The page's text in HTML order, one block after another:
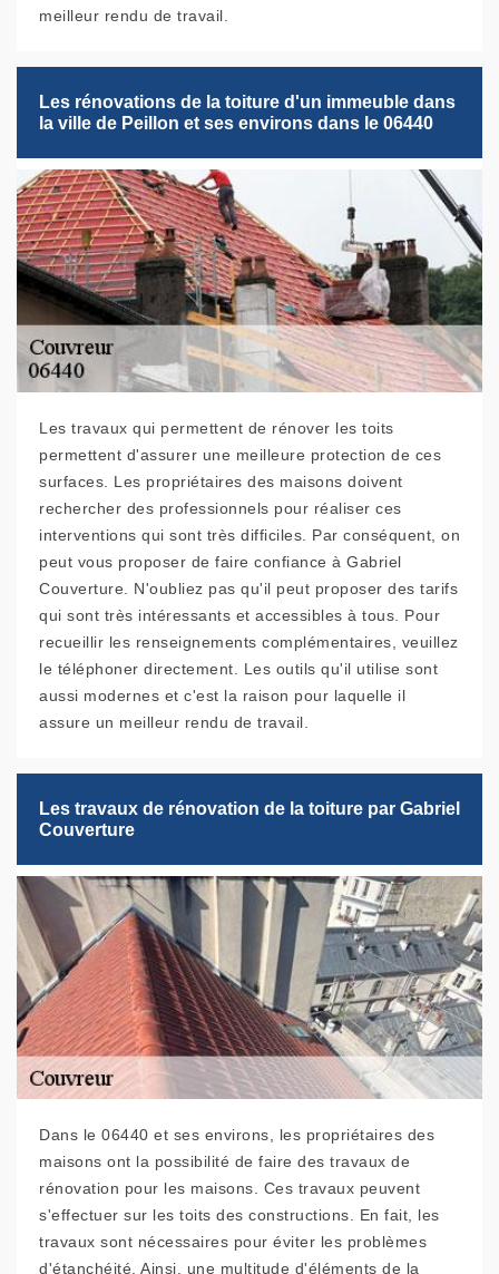
meilleur rendu de travail.
Les rénovations de la toiture d'un immeuble dans
la ville de Peillon et ses environs dans le 06440
Les travaux qui permettent de rénover les toits
permettent d'assurer une meilleure protection de ces
surfaces. Les propriétaires des maisons doivent
rechercher des professionnels pour réaliser ces
interventions qui sont très difficiles. Par conséquent, on
peut vous proposer de faire confiance à Gabriel
Couverture. N'oubliez pas qu'il peut proposer des tarifs
qui sont très intéressants et accessibles à tous. Pour
recueillir les renseignements complémentaires, veuillez
le téléphoner directement. Les outils qu'il utilise sont
aussi modernes et c'est la raison pour laquelle il
assure un meilleur rendu de travail.
Les travaux de rénovation de la toiture par Gabriel
Couverture
Dans le 06440 et ses environs, les propriétaires des
maisons ont la possibilité de faire des travaux de
rénovation pour les maisons. Ces travaux peuvent
s'effectuer sur les toits des constructions. En fait, les
travaux sont nécessaires pour éviter les problèmes
d'étanchéité. Ainsi, une multitude d'éléments de la